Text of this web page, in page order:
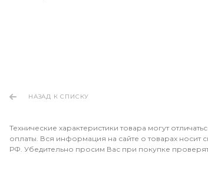
НАЗАД К СПИСКУ
Технические характеристики товара могут
оплаты. Вся информация на сайте о товарах носит
РФ. Убедительно просим Вас при покупке